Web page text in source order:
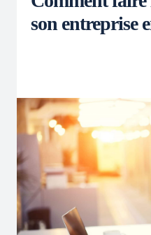
son entreprise